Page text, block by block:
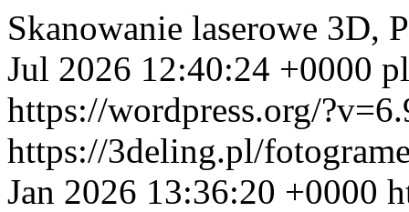
Skanowanie laserowe 3D,
Jul 2026 12:40:24 +0000
https://wordpress.org/
https://3deling.pl/
Jan 2026 13:36:20 +0000